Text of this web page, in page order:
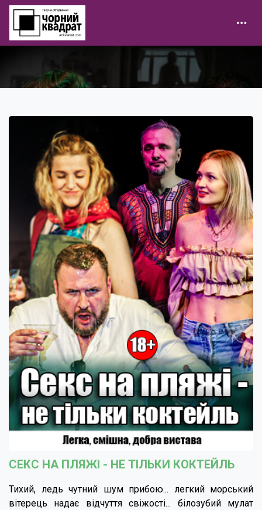
СЕКС НА ПЛЯЖІ - НЕ ТІЛЬКИ КОКТЕЙЛЬ
Тихий, ледь чутний шум прибою... легкий морський
вітерець надає відчуття свіжості... білозубий мулат